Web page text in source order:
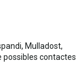
Mulladost,
possibles contactes